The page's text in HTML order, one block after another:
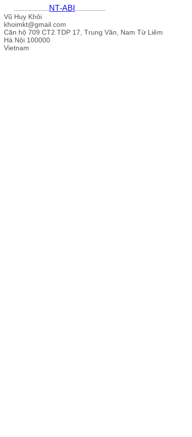
........................ NT-ABI .....................
Vũ Huy Khôi
khoimkt@gmail.com
Căn hộ 709 CT2 TDP 17, Trung Văn, Nam Từ Liêm
Hà Nội 100000
Vietnam